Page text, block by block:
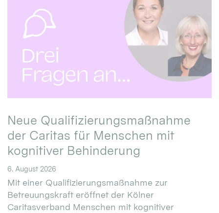
Neue Qualifizierungsmaßnahme
der Caritas für Menschen mit
kognitiver Behinderung
6. August 2026
Mit einer Qualifizierungsmaßnahme zur
Betreuungskraft eröffnet der Kölner
Caritasverband Menschen mit kognitiver